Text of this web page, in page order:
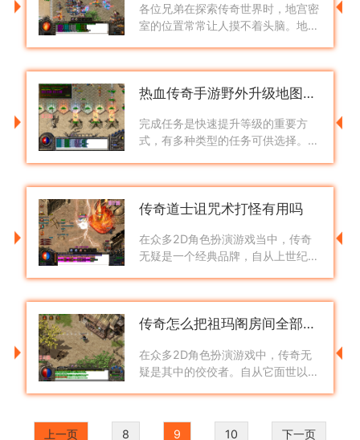
各位兄弟在探索传奇世界时，地宫密
室的位置常常让人摸不着头脑。地宫
神秘地带选项，进入皇陵秘境后往左
边走
热血传奇手游野外升级地图攻略
完成任务是快速提升等级的重要方
式，有多种类型的任务可供选择。主
事背景。日常任务每日可完成多次，
虽然经
传奇道士诅咒术打怪有用吗
在众多2D角色扮演游戏当中，传奇
无疑是一个经典品牌，自从上世纪末
位。传奇以其万人在线的特性，为玩
家创造了
传奇怎么把祖玛阁房间全部走完
在众多2D角色扮演游戏中，传奇无
疑是其中的佼佼者。自从它面世以
不仅要谈论传奇的魔力，还将深入探
上一页 8 9 10 下一页